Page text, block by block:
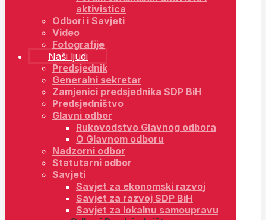
aktivistica
Odbori i Savjeti
Video
Fotografije
Naši ljudi
Predsjednik
Generalni sekretar
Zamjenici predsjednika SDP BiH
Predsjedništvo
Glavni odbor
Rukovodstvo Glavnog odbora
O Glavnom odboru
Nadzorni odbor
Statutarni odbor
Savjeti
Savjet za ekonomski razvoj
Savjet za razvoj SDP BiH
Savjet za lokalnu samoupravu